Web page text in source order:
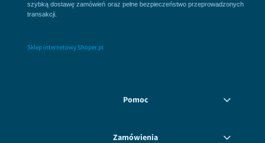
szybką dostawę zamówień oraz pełne bezpieczeństwo przeprowadzonych
transakcji.
Sklep internetowy Shoper.pl
Pomoc
Zamówienia